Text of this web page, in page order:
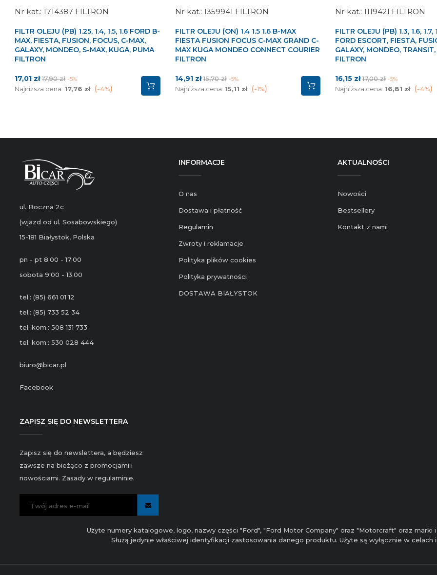
1714387 FILTRON
FILTR OLEJU (PB) 1.25, 1.4, 1.5, 1.6 FORD B-
MAX, FIESTA, FUSION, FOCUS, C-MAX,
GALAXY, MONDEO, S-MAX, KUGA, PUMA
FILTRON
Cena
17,01 złCena
podstawowa
17,90 zł -5%
Najniższa cena: 17,76 zł -4%
1359941 FILTRON
FILTR OLEJU (ON) 1.4 1.5 1.6 B-MAX
FIESTA FUSION FOCUS C-MAX GRAND C-
MAX KUGA MONDEO CONNECT COURIER
FILTRON
Cena
14,91 złCena
podstawowa
15,70 zł -5%
Najniższa cena: 15,11 zł -1%
1119421 FILTRON
FILTR OLEJU (PB) 1.3, 1.6, 1.7,
FORD ESCORT, FIESTA,
GALAXY, MONDEO,
FILTRON
Cena
16,15 złCena
podstawowa
17,00 zł -5%
Najniższa cena: 16,81 zł -4%
ul. Boczna 2c
(wjazd od ul. Sosabowskiego)
15-181 Białystok, Polska
pn - pt 8:00 - 17:00
sobota 9:00 - 13:00
tel.: (85) 661 01 12
tel.: (85) 733 52 34
tel. kom.: 508 131 733
tel. kom.: 530 028 444
biuro@bicar.pl
Facebook
INFORMACJE
O nas
Dostawa i płatność
Regulamin
Zwroty i reklamacje
Polityka plików cookies
Polityka prywatności
DOSTAWA BIAŁYSTOK
AKTUALNOŚCI
Nowości
Bestsellery
Kontakt z nami
ZAPISZ SIĘ DO NEWSLETTERA
Zapisz się do newslettera, a będziesz
zawsze na bieżąco z promocjami i
nowościami. Zasady w regulaminie.
Użyte numery katalogowe, logo, nazwy części "Ford", "Ford Motor Company" oraz "Motorcraft" oraz
Służą jedynie właściwej identyfikacji zastosowania danego produktu. Użyte są wyłącznie w